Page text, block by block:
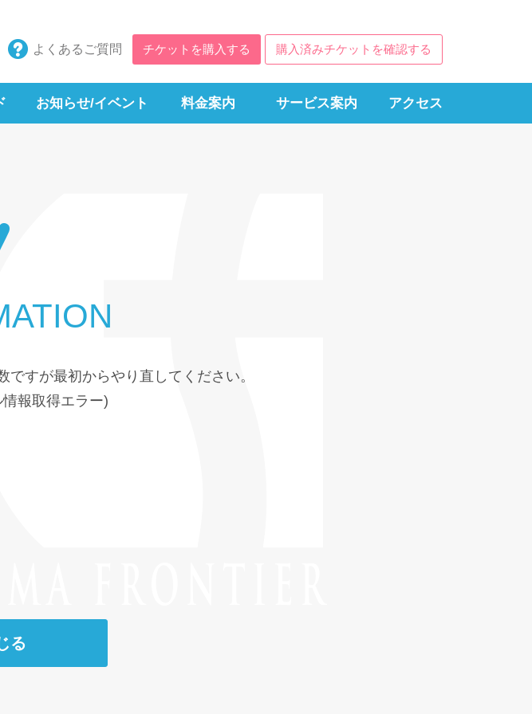
よくあるご質問 チケットを購入する 購入済みチケットを確認する
お知らせ/イベント 料金案内 サービス案内 アクセス
すが最初からやり直してください。
報取得エラー)
る